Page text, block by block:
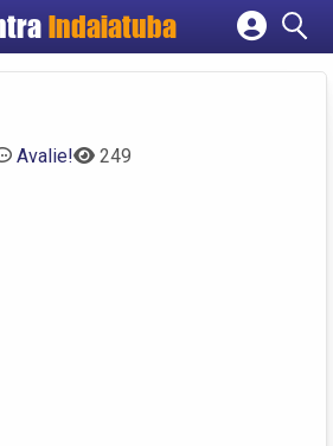
Indaiatuba
Cadastrar empresa
Avalie! 249